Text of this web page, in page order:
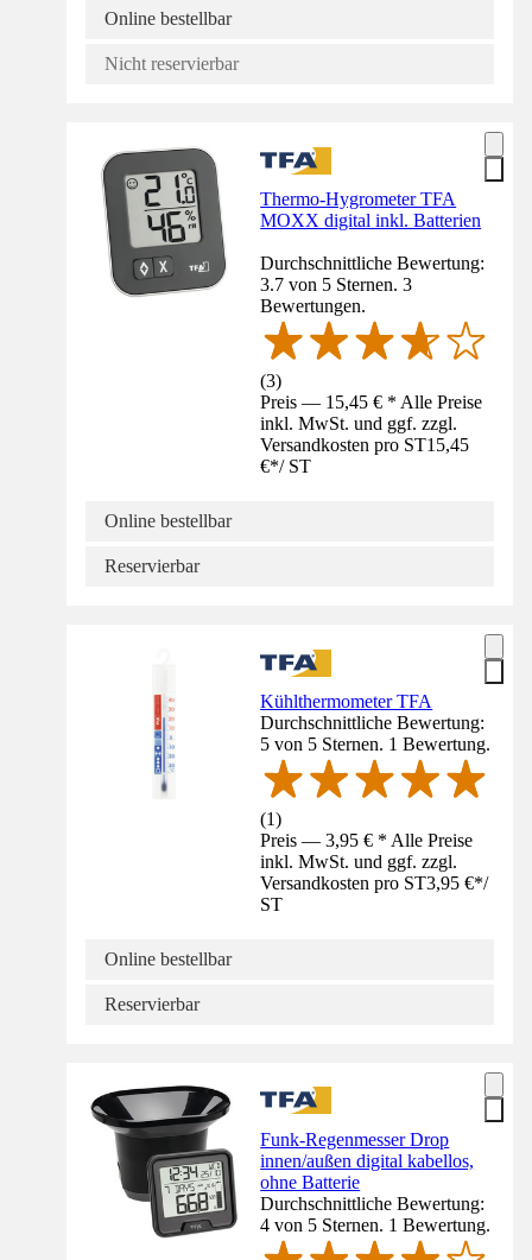
Online bestellbar
Nicht reservierbar
Thermo-Hygrometer TFA
MOXX digital inkl. Batterien
Durchschnittliche Bewertung:
3.7 von 5 Sternen. 3
Bewertungen.
(3)
Preis — 15,45 € * Alle Preise
inkl. MwSt. und ggf. zzgl.
Versandkosten pro ST15,45
€*/ ST
Online bestellbar
Reservierbar
Kühlthermometer TFA
Durchschnittliche Bewertung:
5 von 5 Sternen. 1 Bewertung.
(1)
Preis — 3,95 € * Alle Preise
inkl. MwSt. und ggf. zzgl.
Versandkosten pro ST3,95 €*/
ST
Online bestellbar
Reservierbar
Funk-Regenmesser Drop
innen/außen digital kabellos,
ohne Batterie
Durchschnittliche Bewertung:
4 von 5 Sternen. 1 Bewertung.